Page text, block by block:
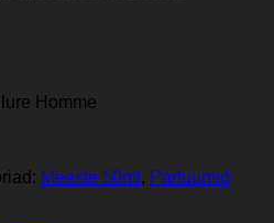
Homme
Meeste 50ml , Parfuumid